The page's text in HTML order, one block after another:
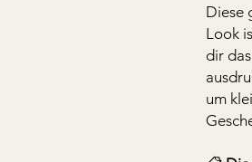
Diese
Look
dir
um